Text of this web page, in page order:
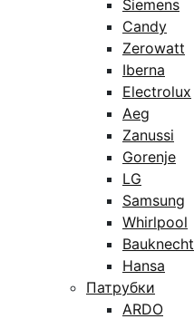
Siemens
Candy
Zerowatt
Iberna
Electrolux
Aeg
Zanussi
Gorenje
LG
Samsung
Whirlpool
Bauknecht
Hansa
Патрубки
ARDO